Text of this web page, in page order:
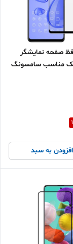
صفحه نمایشگر
مناسب سامسونگ
افزودن به سبد